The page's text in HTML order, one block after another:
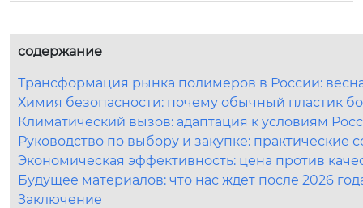
содержание
Трансформация рынка полимеров в России:
Химия безопасности: почему обычный пластик
Климатический вызов: адаптация к условиям
Руководство по выбору и закупке: практические
Экономическая эффективность: цена против
Будущее материалов: что нас ждет после 2026
Заключение